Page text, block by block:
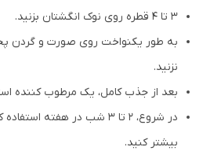
3 تا 4 قطره روی نوک انگشتان بزنید.
به طور یکنواخت روی صورت و گردن
نزنید.
بعد از جذب کامل، یک مرطوب کننده
در شروع، 2 تا 3 شب در هفته
بیشتر کنید.